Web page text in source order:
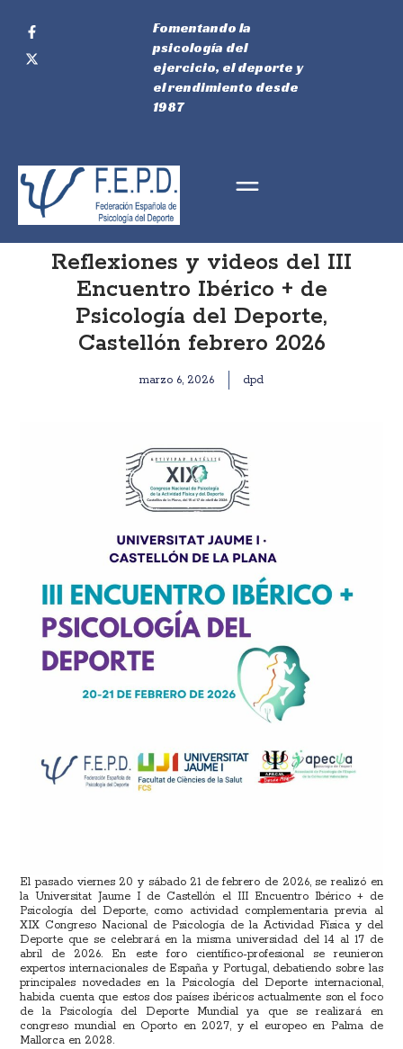
Fomentando la
psicología del
ejercicio, el deporte y
el rendimiento desde
1987
Reflexiones y videos del III
Encuentro Ibérico + de
Psicología del Deporte,
Castellón febrero 2026
marzo 6, 2026 dpd
El pasado viernes 20 y sábado 21 de febrero de 2026, se realizó en
la Universitat Jaume I de Castellón el III Encuentro Ibérico + de
Psicología del Deporte, como actividad complementaria previa al
XIX Congreso Nacional de Psicología de la Actividad Física y del
Deporte que se celebrará en la misma universidad del 14 al 17 de
abril de 2026. En este foro científico-profesional se reunieron
expertos internacionales de España y Portugal, debatiendo sobre las
principales novedades en la Psicología del Deporte internacional,
habida cuenta que estos dos países ibéricos actualmente son el foco
de la Psicología del Deporte Mundial ya que se realizará en
congreso mundial en Oporto en 2027, y el europeo en Palma de
Mallorca en 2028.